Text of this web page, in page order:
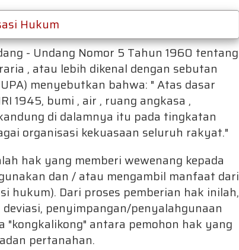
Hukum
- Undang Nomor 5 Tahun 1960 tentang
, atau lebih dikenal dengan sebutan
menyebutkan bahwa: " Atas dasar
1945, bumi , air , ruang angkasa ,
di dalamnya itu pada tingkatan
organisasi kekuasaan seluruh rakyat."
hak yang memberi wewenang kepada
dan / atau mengambil manfaat dari
hukum). Dari proses pemberian hak inilah,
penyimpangan/penyalahgunaan
"kongkalikong" antara pemohon hak yang
pertanahan.